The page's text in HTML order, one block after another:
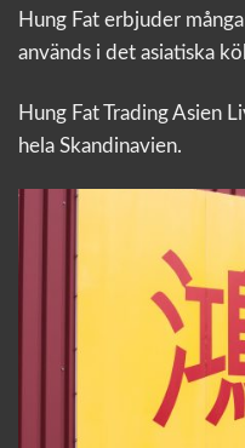
Hung Fat erbjuder
används i det asiatiska
Hung Fat Trading Asien
hela Skandinavien.